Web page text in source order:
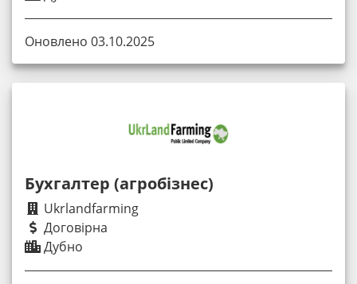
Оновлено 03.10.2025
Бухгалтер (агробізнес)
Ukrlandfarming
Договірна
Дубно